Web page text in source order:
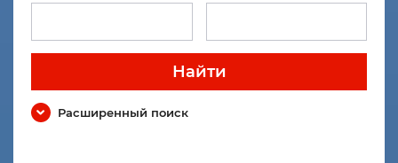
Найти
Расширенный поиск